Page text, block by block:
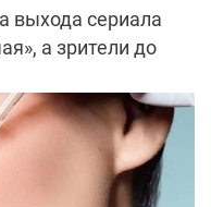
выхода сериала
а зрители до
Шенер. Как
турецкая